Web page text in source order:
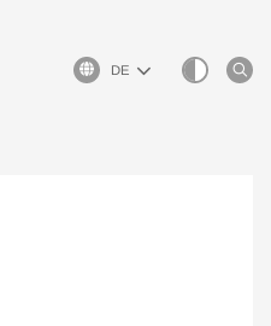
Sprachauswahl